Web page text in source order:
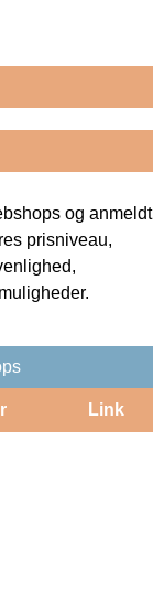
og anmeldt
prisniveau,
Link